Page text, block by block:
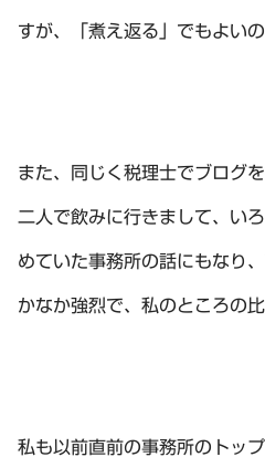
すが、「煮え返る」でもよいの
また、同じく税理士でブログ
二人で飲みに行きまして、い
めていた事務所の話にもなり
かなか強烈で、私のところの
私も以前直前の事務所のトッ